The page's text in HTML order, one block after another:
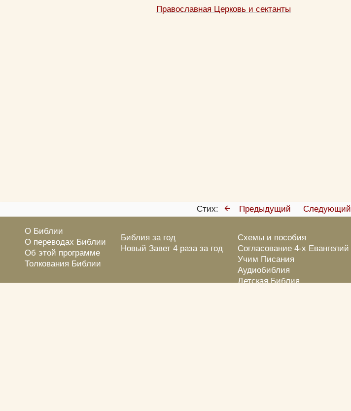
Православная Церковь и сектанты
Стих: Предыдущий Следующий
О Библии
О переводах Библии
Об этой программе
Толкования Библии
Библия за год
Новый Завет 4 раза за год
Схемы и пособия
Согласование 4-х Евангелий
Учим Писания
Аудиобиблия
Детская Библия